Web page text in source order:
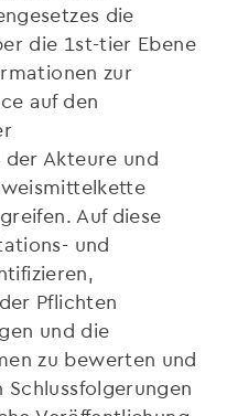
die
die 1st-tier Ebene
zur
auf den
Akteure und
Auf diese
und
Pflichten
und die
zu bewerten und